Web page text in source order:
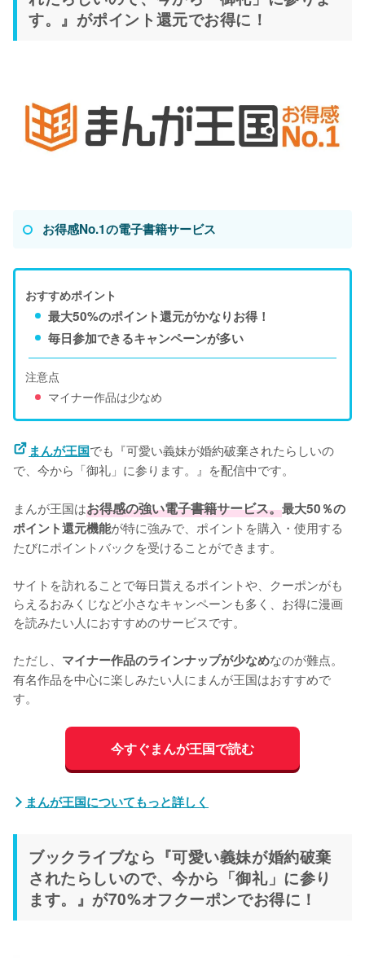
す。』がポイント還元でお得に！
お得感No.1の電子書籍サービス
おすすめポイント
最大50%のポイント還元がかなりお得！
毎日参加できるキャンペーンが多い
注意点
マイナー作品は少なめ
まんが王国でも『可愛い義妹が婚約破棄されたらしいの
で、今から「御礼」に参ります。』を配信中です。
まんが王国はお得感の強い電子書籍サービス。最大50％の
ポイント還元機能が特に強みで、ポイントを購入・使用する
たびにポイントバックを受けることができます。
サイトを訪れることで毎日貰えるポイントや、クーポンがも
らえるおみくじなど小さなキャンペーンも多く、お得に漫画
を読みたい人におすすめのサービスです。
ただし、 マイナー作品のラインナップが少なめなのが難点。
有名作品を中心に楽しみたい人にまんが王国はおすすめで
す。
今すぐまんが王国で読む
まんが王国についてもっと詳しく
ブックライブなら『可愛い義妹が婚約破棄
されたらしいので、今から「御礼」に参り
ます。』が70%オフクーポンでお得に！